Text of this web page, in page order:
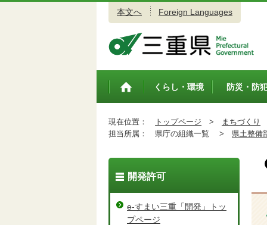
本文へ Foreign Languages
トップペ
くらし・環境 防災・防
現在位置： トップページ > まちづくり
担当所属：
県庁の組織一覧 > 県土整備
開発許可
e-すまい三重「開発」トッ
プページ